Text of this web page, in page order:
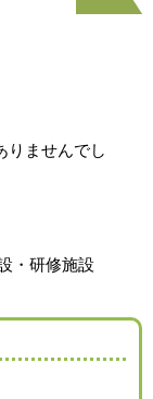
りませんでし
・研修施設